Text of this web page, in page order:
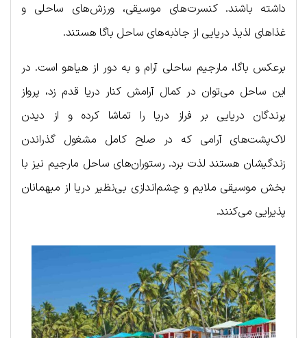
داشته باشند. کنسرت‌های موسیقی، ورزش‌های ساحلی و
غذاهای لذیذ دریایی از جاذبه‌های ساحل باگا هستند.
برعکس باگا، مارجیم ساحلی آرام و به دور از هیاهو است. در
این ساحل می‌توان در کمال آرامش کنار دریا قدم زد، پرواز
پرندگان دریایی بر فراز دریا را تماشا کرده و از دیدن
لاک‌پشت‌های آرامی که در صلح کامل مشغول گذراندن
زندگیشان هستند لذت برد. رستوران‌های ساحل مارجیم نیز با
بخش موسیقی ملایم و چشم‌اندازی بی‌نظیر دریا از میهمانان
پذیرایی می‌کنند.